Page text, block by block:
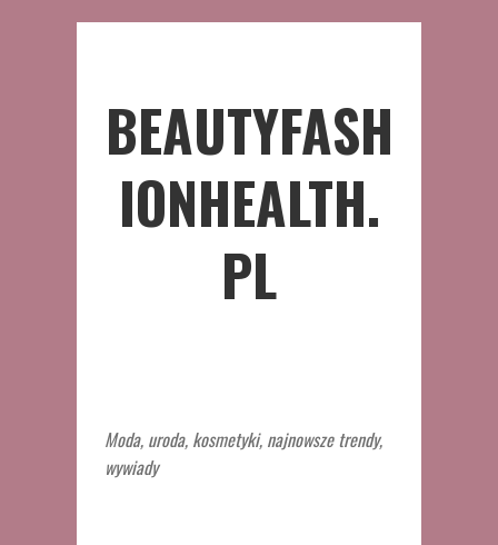
BEAUTYFASH
IONHEALTH.
PL
Moda, uroda, kosmetyki, najnowsze trendy,
wywiady